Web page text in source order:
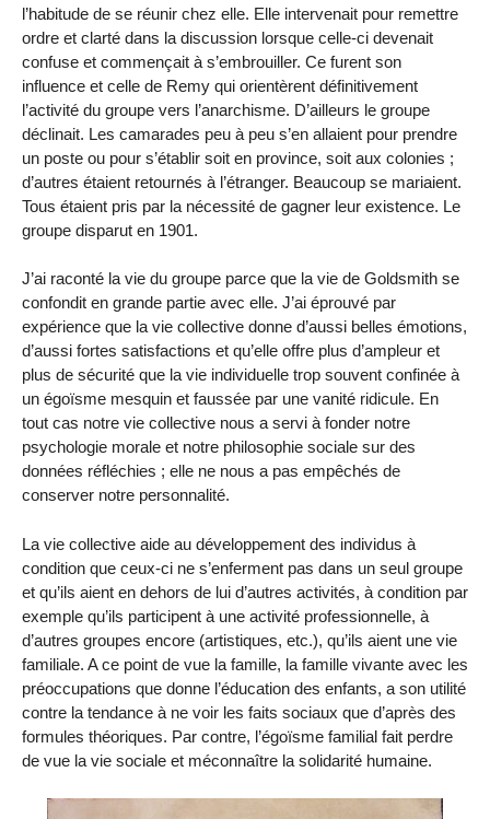
l’habitude de se réunir chez elle. Elle intervenait pour remettre
ordre et clarté dans la discussion lorsque celle-ci devenait
confuse et commençait à s’embrouiller. Ce furent son
influence et celle de Remy qui orientèrent définitivement
l’activité du groupe vers l’anarchisme. D’ailleurs le groupe
déclinait. Les camarades peu à peu s’en allaient pour prendre
un poste ou pour s’établir soit en province, soit aux colonies ;
d’autres étaient retournés à l’étranger. Beaucoup se mariaient.
Tous étaient pris par la nécessité de gagner leur existence. Le
groupe disparut en 1901.
J’ai raconté la vie du groupe parce que la vie de Goldsmith se
confondit en grande partie avec elle. J’ai éprouvé par
expérience que la vie collective donne d’aussi belles émotions,
d’aussi fortes satisfactions et qu’elle offre plus d’ampleur et
plus de sécurité que la vie individuelle trop souvent confinée à
un égoïsme mesquin et faussée par une vanité ridicule. En
tout cas notre vie collective nous a servi à fonder notre
psychologie morale et notre philosophie sociale sur des
données réfléchies ; elle ne nous a pas empêchés de
conserver notre personnalité.
La vie collective aide au développement des individus à
condition que ceux-ci ne s’enferment pas dans un seul groupe
et qu’ils aient en dehors de lui d’autres activités, à condition par
exemple qu’ils participent à une activité professionnelle, à
d’autres groupes encore (artistiques, etc.), qu’ils aient une vie
familiale. A ce point de vue la famille, la famille vivante avec les
préoccupations que donne l’éducation des enfants, a son utilité
contre la tendance à ne voir les faits sociaux que d’après des
formules théoriques. Par contre, l’égoïsme familial fait perdre
de vue la vie sociale et méconnaître la solidarité humaine.